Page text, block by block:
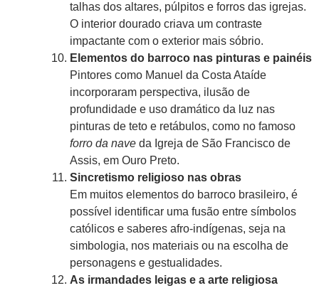
talhas dos altares, púlpitos e forros das igrejas.
O interior dourado criava um contraste
impactante com o exterior mais sóbrio.
Elementos do barroco nas pinturas e painéis
Pintores como Manuel da Costa Ataíde
incorporaram perspectiva, ilusão de
profundidade e uso dramático da luz nas
pinturas de teto e retábulos, como no famoso
forro da nave da Igreja de São Francisco de
Assis, em Ouro Preto.
Sincretismo religioso nas obras
Em muitos elementos do barroco brasileiro, é
possível identificar uma fusão entre símbolos
católicos e saberes afro-indígenas, seja na
simbologia, nos materiais ou na escolha de
personagens e gestualidades.
As irmandades leigas e a arte religiosa